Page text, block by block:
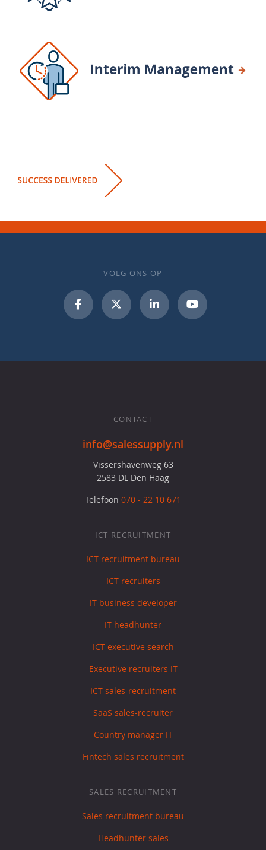
VOLG ONS OP
CONTACT
info@salessupply.nl
Vissershavenweg 63
2583 DL Den Haag
Telefoon 070 - 22 10 671
ICT RECRUITMENT
ICT recruitment bureau
ICT recruiters
IT business developer
IT headhunter
ICT executive search
Executive recruiters IT
ICT-sales-recruitment
SaaS sales-recruiter
Country manager IT
Fintech sales recruitment
SALES RECRUITMENT
Sales recruitment bureau
Headhunter sales